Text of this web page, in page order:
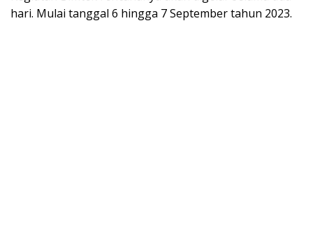
hari. Mulai tanggal 6 hingga 7 September tahun 2023.